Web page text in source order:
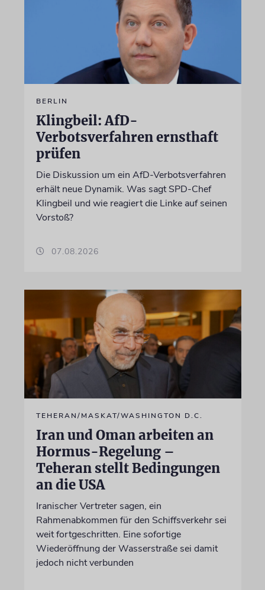
BERLIN
Klingbeil: AfD-
Verbotsverfahren ernsthaft
prüfen
Die Diskussion um ein AfD-Verbotsverfahren
erhält neue Dynamik. Was sagt SPD-Chef
Klingbeil und wie reagiert die Linke auf seinen
Vorstoß?
07.08.2026
TEHERAN/MASKAT/WASHINGTON D.C.
Iran und Oman arbeiten an
Hormus-Regelung –
Teheran stellt Bedingungen
an die USA
Iranischer Vertreter sagen, ein
Rahmenabkommen für den Schiffsverkehr sei
weit fortgeschritten. Eine sofortige
Wiederöffnung der Wasserstraße sei damit
jedoch nicht verbunden